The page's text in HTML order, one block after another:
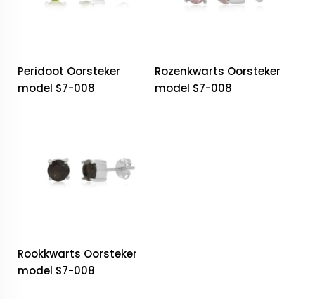
Peridoot Oorsteker
model S7-008
Rozenkwarts Oorsteker
model S7-008
Rookkwarts Oorsteker
model S7-008